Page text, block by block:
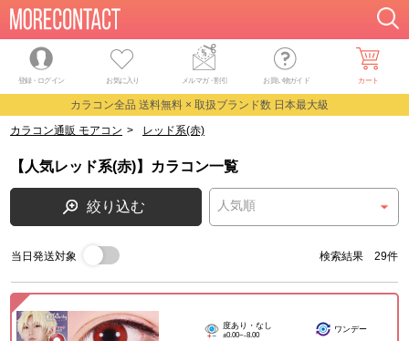
登録・ログイン お気に入り メルマガ・割引 お買い物ガイド カート
カラコン全品 送料無料 × 取扱ブランド数 日本最大級
カラコン通販 モアコン > レッド系(赤)
【人気レッド系(赤)】カラコン一覧
絞り込む
当日発送対象 検索結果 29件
度あり・なし
±0.00~-8.00
ワンデー